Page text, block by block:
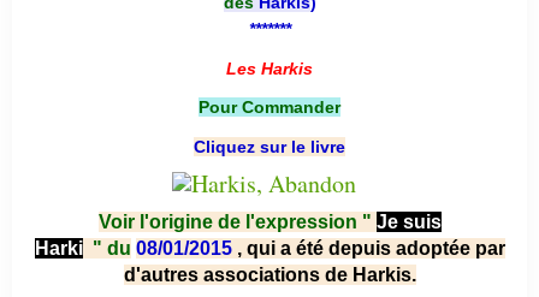
*******
Les Harkis
Pour Commander
Cliquez sur le livre
Voir l'origine de l'expression " Je suis
Harki " du 08/01/2015 , qui a été depuis adoptée par
d'autres associations de Harkis.